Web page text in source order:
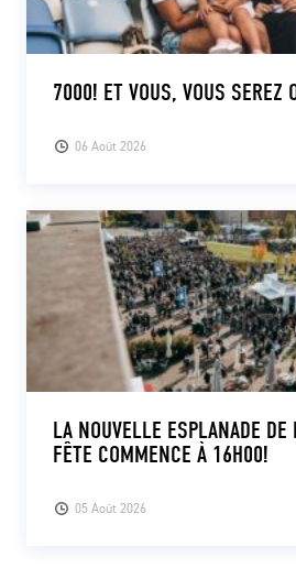
06 Août 2026
7000! ET VOUS, VOUS SEREZ
05 Août 2026
LA NOUVELLE ESPLANADE
FÊTE COMMENCE À 16H00!